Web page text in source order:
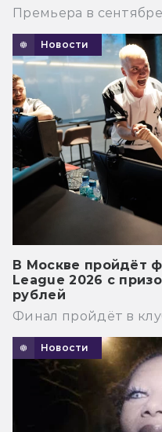
Премьера в
Новости
В Москве пройдёт
League 2026 с
рублей
Финал пройдёт в
Новости